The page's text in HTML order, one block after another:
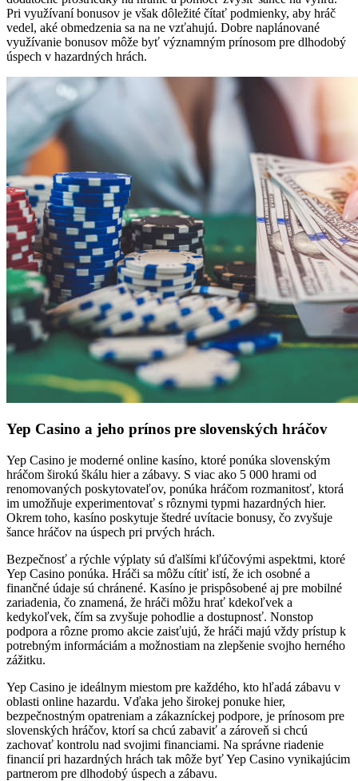
Pri využívaní bonusov je však dôležité čítať podmienky, aby hráč
vedel, aké obmedzenia sa na ne vzťahujú. Dobre naplánované
využívanie bonusov môže byť významným prínosom pre dlhodobý
úspech v hazardných hrách.
Yep Casino a jeho prínos pre slovenských hráčov
Yep Casino je moderné online kasíno, ktoré ponúka slovenským
hráčom širokú škálu hier a zábavy. S viac ako 5 000 hrami od
renomovaných poskytovateľov, ponúka hráčom rozmanitosť, ktorá
im umožňuje experimentovať s rôznymi typmi hazardných hier.
Okrem toho, kasíno poskytuje štedré uvítacie bonusy, čo zvyšuje
šance hráčov na úspech pri prvých hrách.
Bezpečnosť a rýchle výplaty sú ďalšími kľúčovými aspektmi, ktoré
Yep Casino ponúka. Hráči sa môžu cítiť istí, že ich osobné a
finančné údaje sú chránené. Kasíno je prispôsobené aj pre mobilné
zariadenia, čo znamená, že hráči môžu hrať kdekoľvek a
kedykoľvek, čím sa zvyšuje pohodlie a dostupnosť. Nonstop
podpora a rôzne promo akcie zaisťujú, že hráči majú vždy prístup k
potrebným informáciám a možnostiam na zlepšenie svojho herného
zážitku.
Yep Casino je ideálnym miestom pre každého, kto hľadá zábavu v
oblasti online hazardu. Vďaka jeho širokej ponuke hier,
bezpečnostným opatreniam a zákazníckej podpore, je prínosom pre
slovenských hráčov, ktorí sa chcú zabaviť a zároveň si chcú
zachovať kontrolu nad svojimi financiami. Na správne riadenie
financií pri hazardných hrách tak môže byť Yep Casino vynikajúcim
partnerom pre dlhodobý úspech a zábavu.